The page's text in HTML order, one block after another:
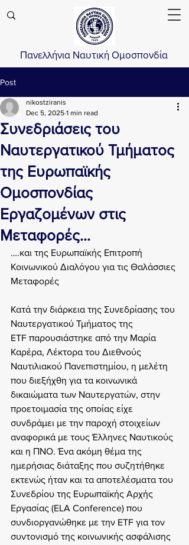
Πανελλήνια Ναυτική Ομοσπονδία
Post
Συνεδριάσεις του
Ναυτεργατικού Τμήματος
της Ευρωπαϊκής
Ομοσπονδίας
Εργαζομένων στις
Μεταφορές…
nikostziranis
Dec 5, 2025 1 min read
….και της Ευρωπαϊκής Επιτροπή
Κοινωνικού Διαλόγου για τις Θαλάσσιες
Μεταφορές
Κατά την διάρκεια της Συνεδρίασης του
Ναυτεργατικού Τμήματος της
ETF παρουσιάστηκε από την Μαρία
Καρέρα, Λέκτορα του Διεθνούς
Ναυτιλιακού Πανεπιστημίου, η μελέτη
που διεξήχθη για τα κοινωνικά
δικαιώματα των Ναυτεργατών, στην
προετοιμασία της οποίας είχε
συνδράμει με την παροχή στοιχείων
αναφορικά με τους Έλληνες Ναυτικούς
και η ΠΝΟ. Ένα ακόμη θέμα της
ημερήσιας διάταξης που συζητήθηκε
εκτενώς ήταν και τα αποτελέσματα του
Συνεδρίου της Ευρωπαϊκής Αρχής
Εργασίας (ELA Conference) που
συνδιοργανώθηκε με την ETF για τον
συντονισμό της κοινωνικής ασφάλισης